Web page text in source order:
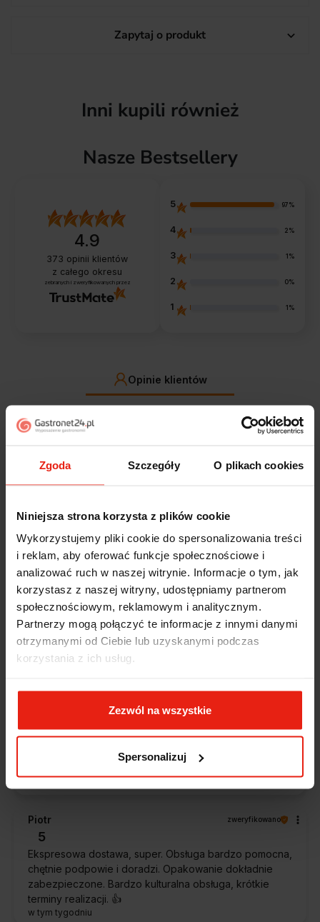
Zgoda Szczegóły O plikach cookies
Niniejsza strona korzysta z plików cookie
Wykorzystujemy pliki cookie do spersonalizowania treści
i reklam, aby oferować funkcje społecznościowe i
analizować ruch w naszej witrynie. Informacje o tym, jak
korzystasz z naszej witryny, udostępniamy partnerom
społecznościowym, reklamowym i analitycznym.
Partnerzy mogą połączyć te informacje z innymi danymi
otrzymanymi od Ciebie lub uzyskanymi podczas
korzystania z ich usług.
Zezwól na wszystkie
Spersonalizuj
Zapytaj o produkt 
Inni kupili również
Nasze Bestsellery
4.9
373 opinii klientów
z całego okresu
zebranych i zweryfikowanych przez
5 97%
4 2%
3 1%
2 0%
1 1%
Opinie klientów
filtry
Marcin
Polecam szybko sprawnie dobrze zapakowane
Zostałem świetnie obsłużony. Brawa dla pracowników.
w tym tygodniu
Alicja zweryfikowano
5
Jestem zaskoczona, że ta paczka dotarła do mnie tak
szybko. Paczka dotarła cała i zdrowa. Szybko,
sprawnie, bez problemów. Bardzo pomocna obsługa
klienta.
w tym tygodniu
Ekspresowa realizacja zamówienia. Towar zgodny z
oczekiwaniami. Sprzedawca profesjonalny i godny
Piotr zweryfikowano
5
Ekspresowa dostawa, super. Obsługa bardzo pomocna,
chętnie podpowie i doradzi. Opakowanie dokładnie
zabezpieczone. Bardzo kulturalna obsługa, krótkie
terminy realizacji. 👍️
w tym tygodniu